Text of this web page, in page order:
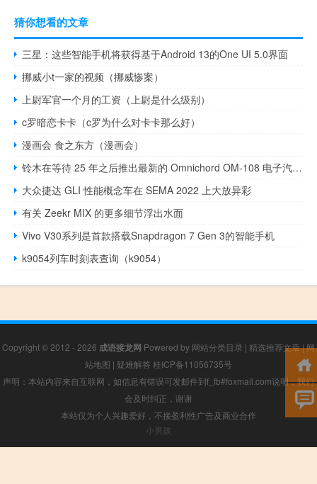
猜你想看的文章
三星：这些智能手机将获得基于Android 13的One UI 5.0界面
挪威小t一家的视频（挪威惨案）
上尉军官一个月的工资（上尉是什么级别）
c罗暗恋卡卡（c罗为什么对卡卡那么好）
漫画会 食之东方（漫画会）
铃木在等待 25 年之后推出最新的 Omnichord OM-108 电子汽车竖琴
大众捷达 GLI 性能概念车在 SEMA 2022 上大放异彩
有关 Zeekr MIX 的更多细节浮出水面
Vivo V30系列是首款搭载Snapdragon 7 Gen 3的智能手机
k9054列车时刻表查询（k9054）
Copyright © 2012 - 2026 成语接龙网 Powered by 网站分类目录 | 精选推荐文章|网
站地图 | 疑难解答 桂ICP备11056735号
声明：本站内容来自互联网，如信息有错误可发邮件到f_fb#foxmail.com说明，我们
会及时纠正，谢谢
本站仅为个人兴趣爱好，不接盈利性广告及商业合作
小男孩